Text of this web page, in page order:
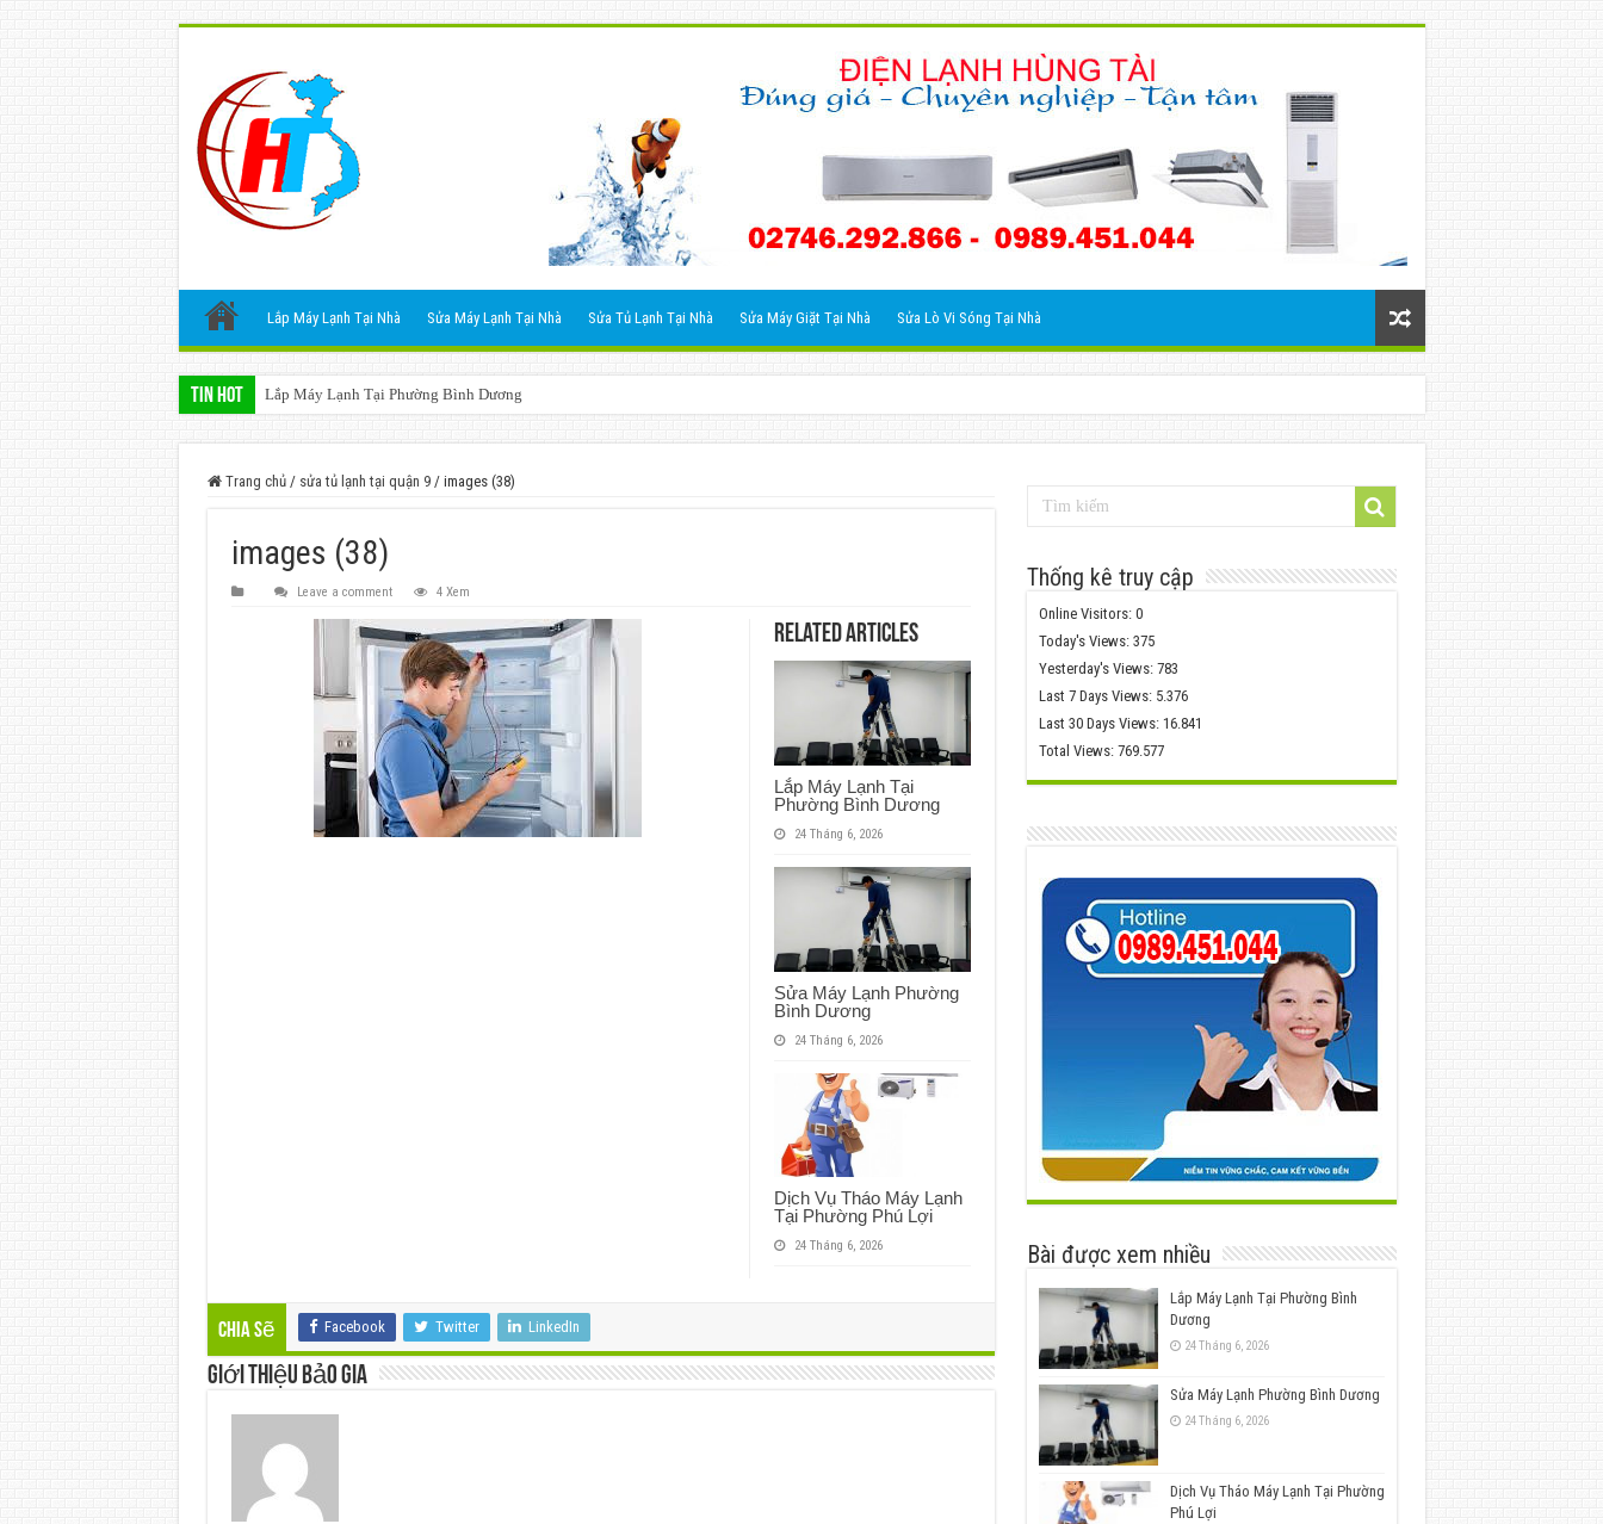
Lắp Máy Lạnh Tại Nhà Sửa Máy Lạnh Tại Nhà Sửa Tủ Lạnh Tại Nhà Sửa Máy Giặt Tại Nhà Sửa Lò Vi Sóng Tại Nhà
Tin Hot Lắp Máy Lạnh Tại Phường Bình Dương
Trang chủ / sửa tủ lạnh tại quận 9 / images (38)
images (38)
Leave a comment 4 Xem
Related Articles
Lắp Máy Lạnh Tại
Phường Bình Dương
24 Tháng 6, 2026
Sửa Máy Lạnh Phường
Bình Dương
24 Tháng 6, 2026
Dịch Vụ Tháo Máy Lạnh
Tại Phường Phú Lợi
24 Tháng 6, 2026
Chia sẽ Facebook Twitter LinkedIn
Giới thiệu Bảo Gia
Thống kê truy cập
Online Visitors: 0
Today's Views: 375
Yesterday's Views: 783
Last 7 Days Views: 5.376
Last 30 Days Views: 16.841
Total Views: 769.577
Bài được xem nhiều
Lắp Máy Lạnh Tại Phường Bình
Dương
24 Tháng 6, 2026
Sửa Máy Lạnh Phường Bình Dương
24 Tháng 6, 2026
Dịch Vụ Tháo Máy Lạnh Tại Phường
Phú Lợi